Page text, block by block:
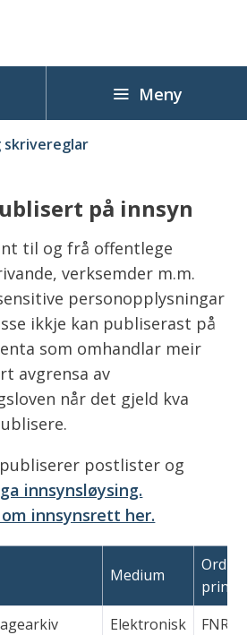
k
m
e
t
a
s
j
o
n
s
s
t
r
t
e
g
i
Meny
på innsyn
til og frå offentlege
verksemder m.m.
personopplysningar
ikkje kan publiserast på
som omhandlar meir
avgrensa av
når det gjeld kva
postlister og
innsynsløysing.
innsynsrett her.
Medium
Elektronisk
FNR